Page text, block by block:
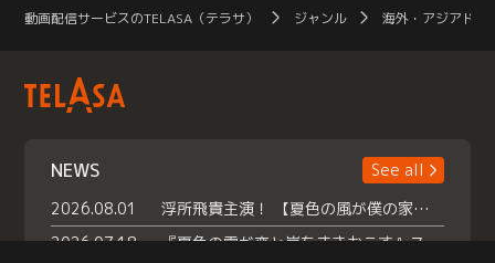
動画配信サービスのTELASA（テラサ） ジャンル 海外・アジアドラ
NEWS
See all
2026.08.01
浮所飛貴主演！ 【夏色の風が僕の家にやってきた】 本日よりテラサで独占配信スタート！
2026.07.18
『夏色の雲が恋と嵐をまきおこす』スペシャルメイキング 【Part1】2026年７月18日（土）23時30分～配信スタート！話題のシーンの裏側を大公開！豪華キャスト大集合！ 『武宮家 真夏の家族会議』開催！